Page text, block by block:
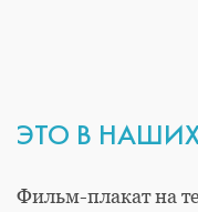
ЭТО В
Фильм-плакат на